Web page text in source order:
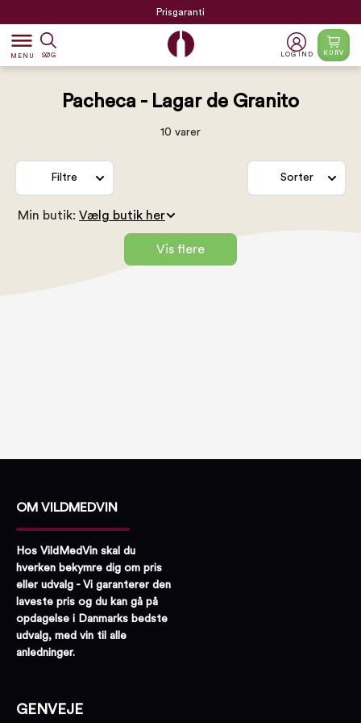
Prisgaranti
dehaze
MENU SØG LOG IND KURV
Pacheca - Lagar de Granito
10 varer
Filtre Sorter
Min butik:
Vis flere
OM VILDMEDVIN
Hos VildMedVin skal du
hverken bekymre dig om pris
eller udvalg - Vi garanterer den
laveste pris og du kan gå på
opdagelse i Danmarks bedste
udvalg, med vin til alle
anledninger.
GENVEJE